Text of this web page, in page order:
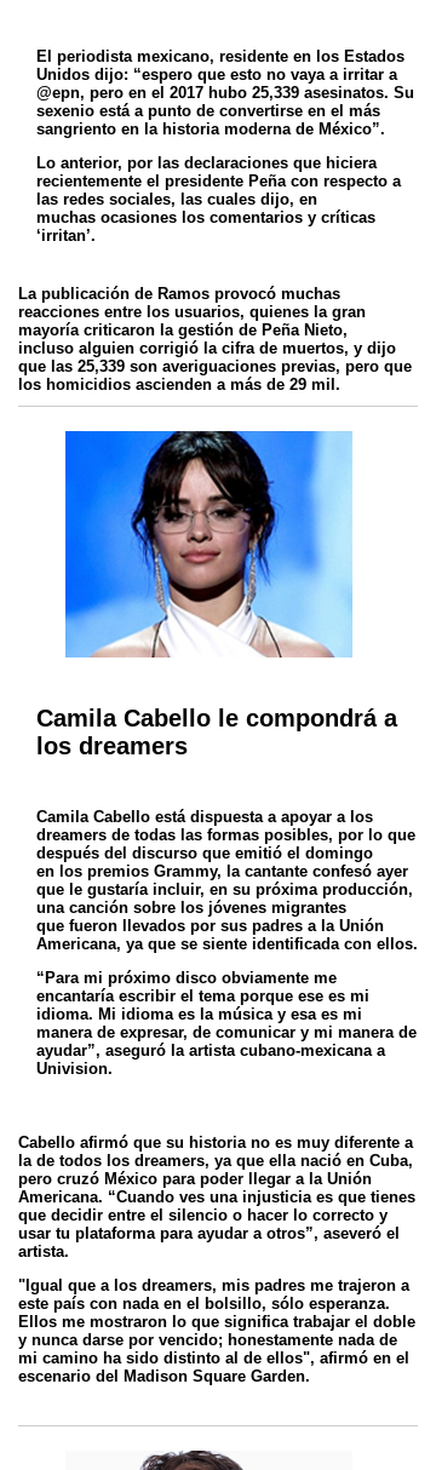
El periodista mexicano, residente en los Estados
Unidos dijo: “espero que esto no vaya a irritar a
@epn, pero en el 2017 hubo 25,339 asesinatos. Su
sexenio está a punto de convertirse en el más
sangriento en la historia moderna de México”.
Lo anterior, por las declaraciones que hiciera
recientemente el presidente Peña con respecto a
las redes sociales, las cuales dijo, en
muchas ocasiones los comentarios y críticas
‘irritan’.
La publicación de Ramos provocó muchas
reacciones entre los usuarios, quienes la gran
mayoría criticaron la gestión de Peña Nieto,
incluso alguien corrigió la cifra de muertos, y dijo
que las 25,339 son averiguaciones previas, pero que
los homicidios ascienden a más de 29 mil.
Camila Cabello le compondrá a
los dreamers
Camila Cabello está dispuesta a apoyar a los
dreamers de todas las formas posibles, por lo que
después del discurso que emitió el domingo
en los premios Grammy, la cantante confesó ayer
que le gustaría incluir, en su próxima producción,
una canción sobre los jóvenes migrantes
que fueron llevados por sus padres a la Unión
Americana, ya que se siente identificada con ellos.
“Para mi próximo disco obviamente me
encantaría escribir el tema porque ese es mi
idioma. Mi idioma es la música y esa es mi
manera de expresar, de comunicar y mi manera de
ayudar”, aseguró la artista cubano-mexicana a
Univision.
Cabello afirmó que su historia no es muy diferente a
la de todos los dreamers, ya que ella nació en Cuba,
pero cruzó México para poder llegar a la Unión
Americana. “Cuando ves una injusticia es que tienes
que decidir entre el silencio o hacer lo correcto y
usar tu plataforma para ayudar a otros”, aseveró el
artista.
"Igual que a los dreamers, mis padres me trajeron a
este país con nada en el bolsillo, sólo esperanza.
Ellos me mostraron lo que significa trabajar el doble
y nunca darse por vencido; honestamente nada de
mi camino ha sido distinto al de ellos", afirmó en el
escenario del Madison Square Garden.